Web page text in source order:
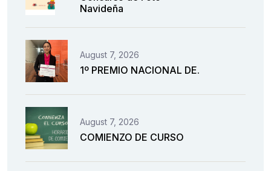
Navideña
August 7, 2026
1º PREMIO NACIONAL DE.
August 7, 2026
COMIENZO DE CURSO